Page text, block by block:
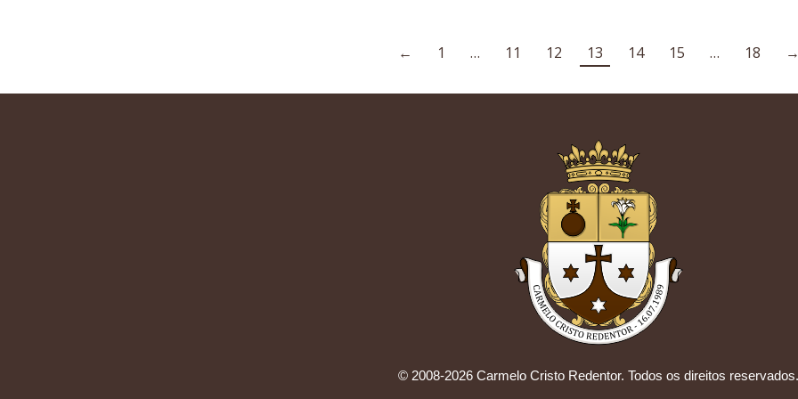
← 1 … 11 12 13 14 15 … 18
© 2008-2026 Carmelo Cristo Redentor. Todos os direitos reservados.